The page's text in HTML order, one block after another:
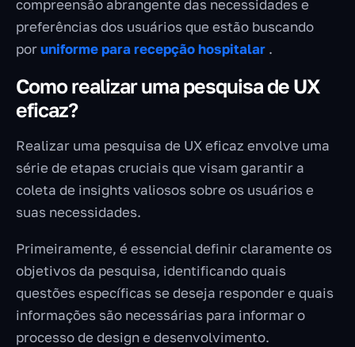
compreensão abrangente das necessidades e
preferências dos usuários que estão buscando
poruniforme para recepção hospitalar .
Como realizar uma pesquisa de UX
eficaz?
Realizar uma pesquisa de UX eficaz envolve uma
série de etapas cruciais que visam garantir a
coleta de insights valiosos sobre os usuários e
suas necessidades.
Primeiramente, é essencial definir claramente os
objetivos da pesquisa, identificando quais
questões específicas se deseja responder e quais
informações são necessárias para informar o
processo de design e desenvolvimento.